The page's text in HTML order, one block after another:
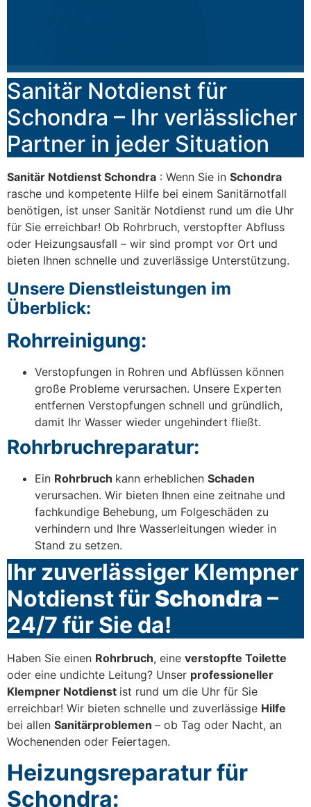
Sanitär Notdienst für
Schondra – Ihr verlässlicher
Partner in jeder Situation
Sanitär Notdienst Schondra : Wenn Sie in Schondra
rasche und kompetente Hilfe bei einem Sanitärnotfall
benötigen, ist unser Sanitär Notdienst rund um die Uhr
für Sie erreichbar! Ob Rohrbruch, verstopfter Abfluss
oder Heizungsausfall – wir sind prompt vor Ort und
bieten Ihnen schnelle und zuverlässige Unterstützung.
Unsere Dienstleistungen im
Überblick:
Rohrreinigung:
Verstopfungen in Rohren und Abflüssen können
große Probleme verursachen. Unsere Experten
entfernen Verstopfungen schnell und gründlich,
damit Ihr Wasser wieder ungehindert fließt.
Rohrbruchreparatur:
Ein Rohrbruch kann erheblichen Schaden
verursachen. Wir bieten Ihnen eine zeitnahe und
fachkundige Behebung, um Folgeschäden zu
verhindern und Ihre Wasserleitungen wieder in
Stand zu setzen.
Ihr zuverlässiger Klempner
Notdienst für Schondra –
24/7 für Sie da!
Haben Sie einen Rohrbruch, eine verstopfte Toilette
oder eine undichte Leitung? Unser professioneller
Klempner Notdienst ist rund um die Uhr für Sie
erreichbar! Wir bieten schnelle und zuverlässige Hilfe
bei allen Sanitärproblemen – ob Tag oder Nacht, an
Wochenenden oder Feiertagen.
Heizungsreparatur für
Schondra: